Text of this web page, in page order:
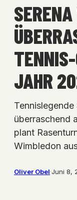
JAHR
überraschend
plant
Wimbledon
Oliver Obel·Juni 8,